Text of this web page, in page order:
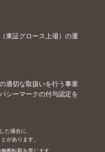
東証グロース上場）の運
適切な取扱いを行う事業
シーマークの付与認定を
た場合に、
があります。